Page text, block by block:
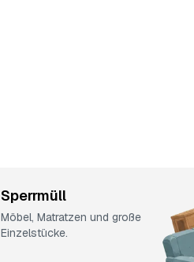
Sperrmüll
Möbel, Matratzen und große
Einzelstücke.